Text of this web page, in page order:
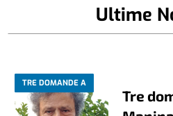
Ultime
TRE DOMANDE A
Tre